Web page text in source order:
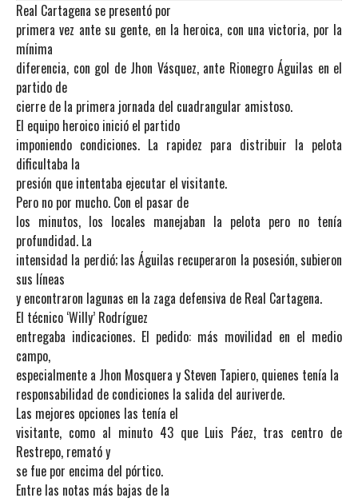
Real Cartagena se presentó por
primera vez ante su gente, en la heroica, con una victoria, por la
mínima
diferencia, con gol de Jhon Vásquez, ante Rionegro Águilas en el
partido de
cierre de la primera jornada del cuadrangular amistoso.
El equipo heroico inició el partido
imponiendo condiciones. La rapidez para distribuir la pelota
dificultaba la
presión que intentaba ejecutar el visitante.
Pero no por mucho. Con el pasar de
los minutos, los locales manejaban la pelota pero no tenía
profundidad. La
intensidad la perdió; las Águilas recuperaron la posesión, subieron
sus líneas
y encontraron lagunas en la zaga defensiva de Real Cartagena.
El técnico ‘Willy’ Rodríguez
entregaba indicaciones. El pedido: más movilidad en el medio
campo,
especialmente a Jhon Mosquera y Steven Tapiero, quienes tenía la
responsabilidad de condiciones la salida del auriverde.
Las mejores opciones las tenía el
visitante, como al minuto 43 que Luis Páez, tras centro de
Restrepo, remató y
se fue por encima del pórtico.
Entre las notas más bajas de la